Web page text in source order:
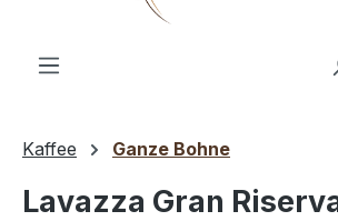
Kaffee Ganze Bohne
Lavazza Gran